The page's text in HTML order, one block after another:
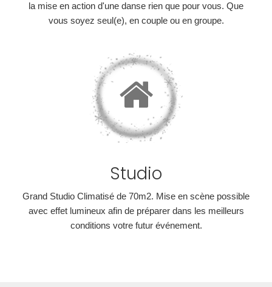
la mise en action d'une danse rien que pour vous. Que
vous soyez seul(e), en couple ou en groupe.
Studio
Grand Studio Climatisé de 70m2. Mise en scène possible
avec effet lumineux afin de préparer dans les meilleurs
conditions votre futur événement.